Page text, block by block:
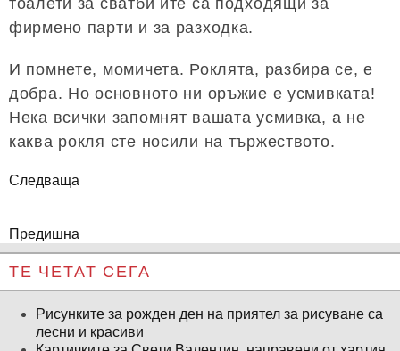
тоалети за сватби ите са подходящи за
фирмено парти и за разходка.
И помнете, момичета. Роклята, разбира се, е
добра. Но основното ни оръжие е усмивката!
Нека всички запомнят вашата усмивка, а не
каква рокля сте носили на тържеството.
Следваща
Предишна
ТЕ ЧЕТАТ СЕГА
Рисунките за рожден ден на приятел за рисуване са
лесни и красиви